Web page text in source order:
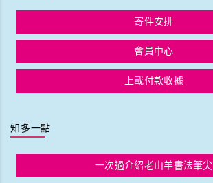
寄件安排
會員中心
上載付款收據
知多一點
一次過介紹老山羊書法筆尖